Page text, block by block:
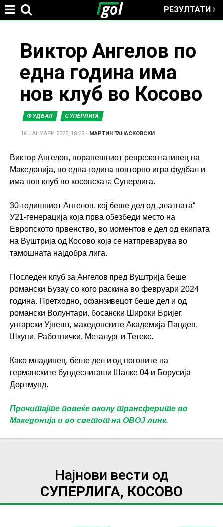
РЕЗУЛТАТИ
here
Виктор Ангелов по
една година има
нов клуб во Косово
ФУДБАЛ СУПЕРЛИГА
16 ЈАНУАРИ 2025, 18:23 • МАРТИН ТАНАСКОВСКИ
Виктор Ангелов, поранешниот репрезентативец на
Македонија, по една година повторно игра фудбал и
има нов клуб во косовската Суперлига.
30-годишниот Ангелов, кој беше дел од „златната“
У21-генерација која прва обезбеди место на
Европското првенство, во моментов е дел од екипата
на Вуштрија од Косово која се натпреварува во
тамошната најдобра лига.
Последен клуб за Ангелов пред Вуштрија беше
романски Бузау со кого раскина во февруари 2024
година. Претходно, офанзивецот беше дел и од
романски Волунтари, босански Широки Бријег,
унгарски Ујпешт, македонските Академија Пандев,
Шкупи, Работнички, Металург и Тетекс.
Како младинец, беше дел и од погоните на
германските бундеслигаши Шалке 04 и Борусија
Дортмунд.
Прочитајте повеќе околу трансферите во
Македонија и во светот на ОВОЈ линк.
Најнови вести од
СУПЕРЛИГА, КОСОВО